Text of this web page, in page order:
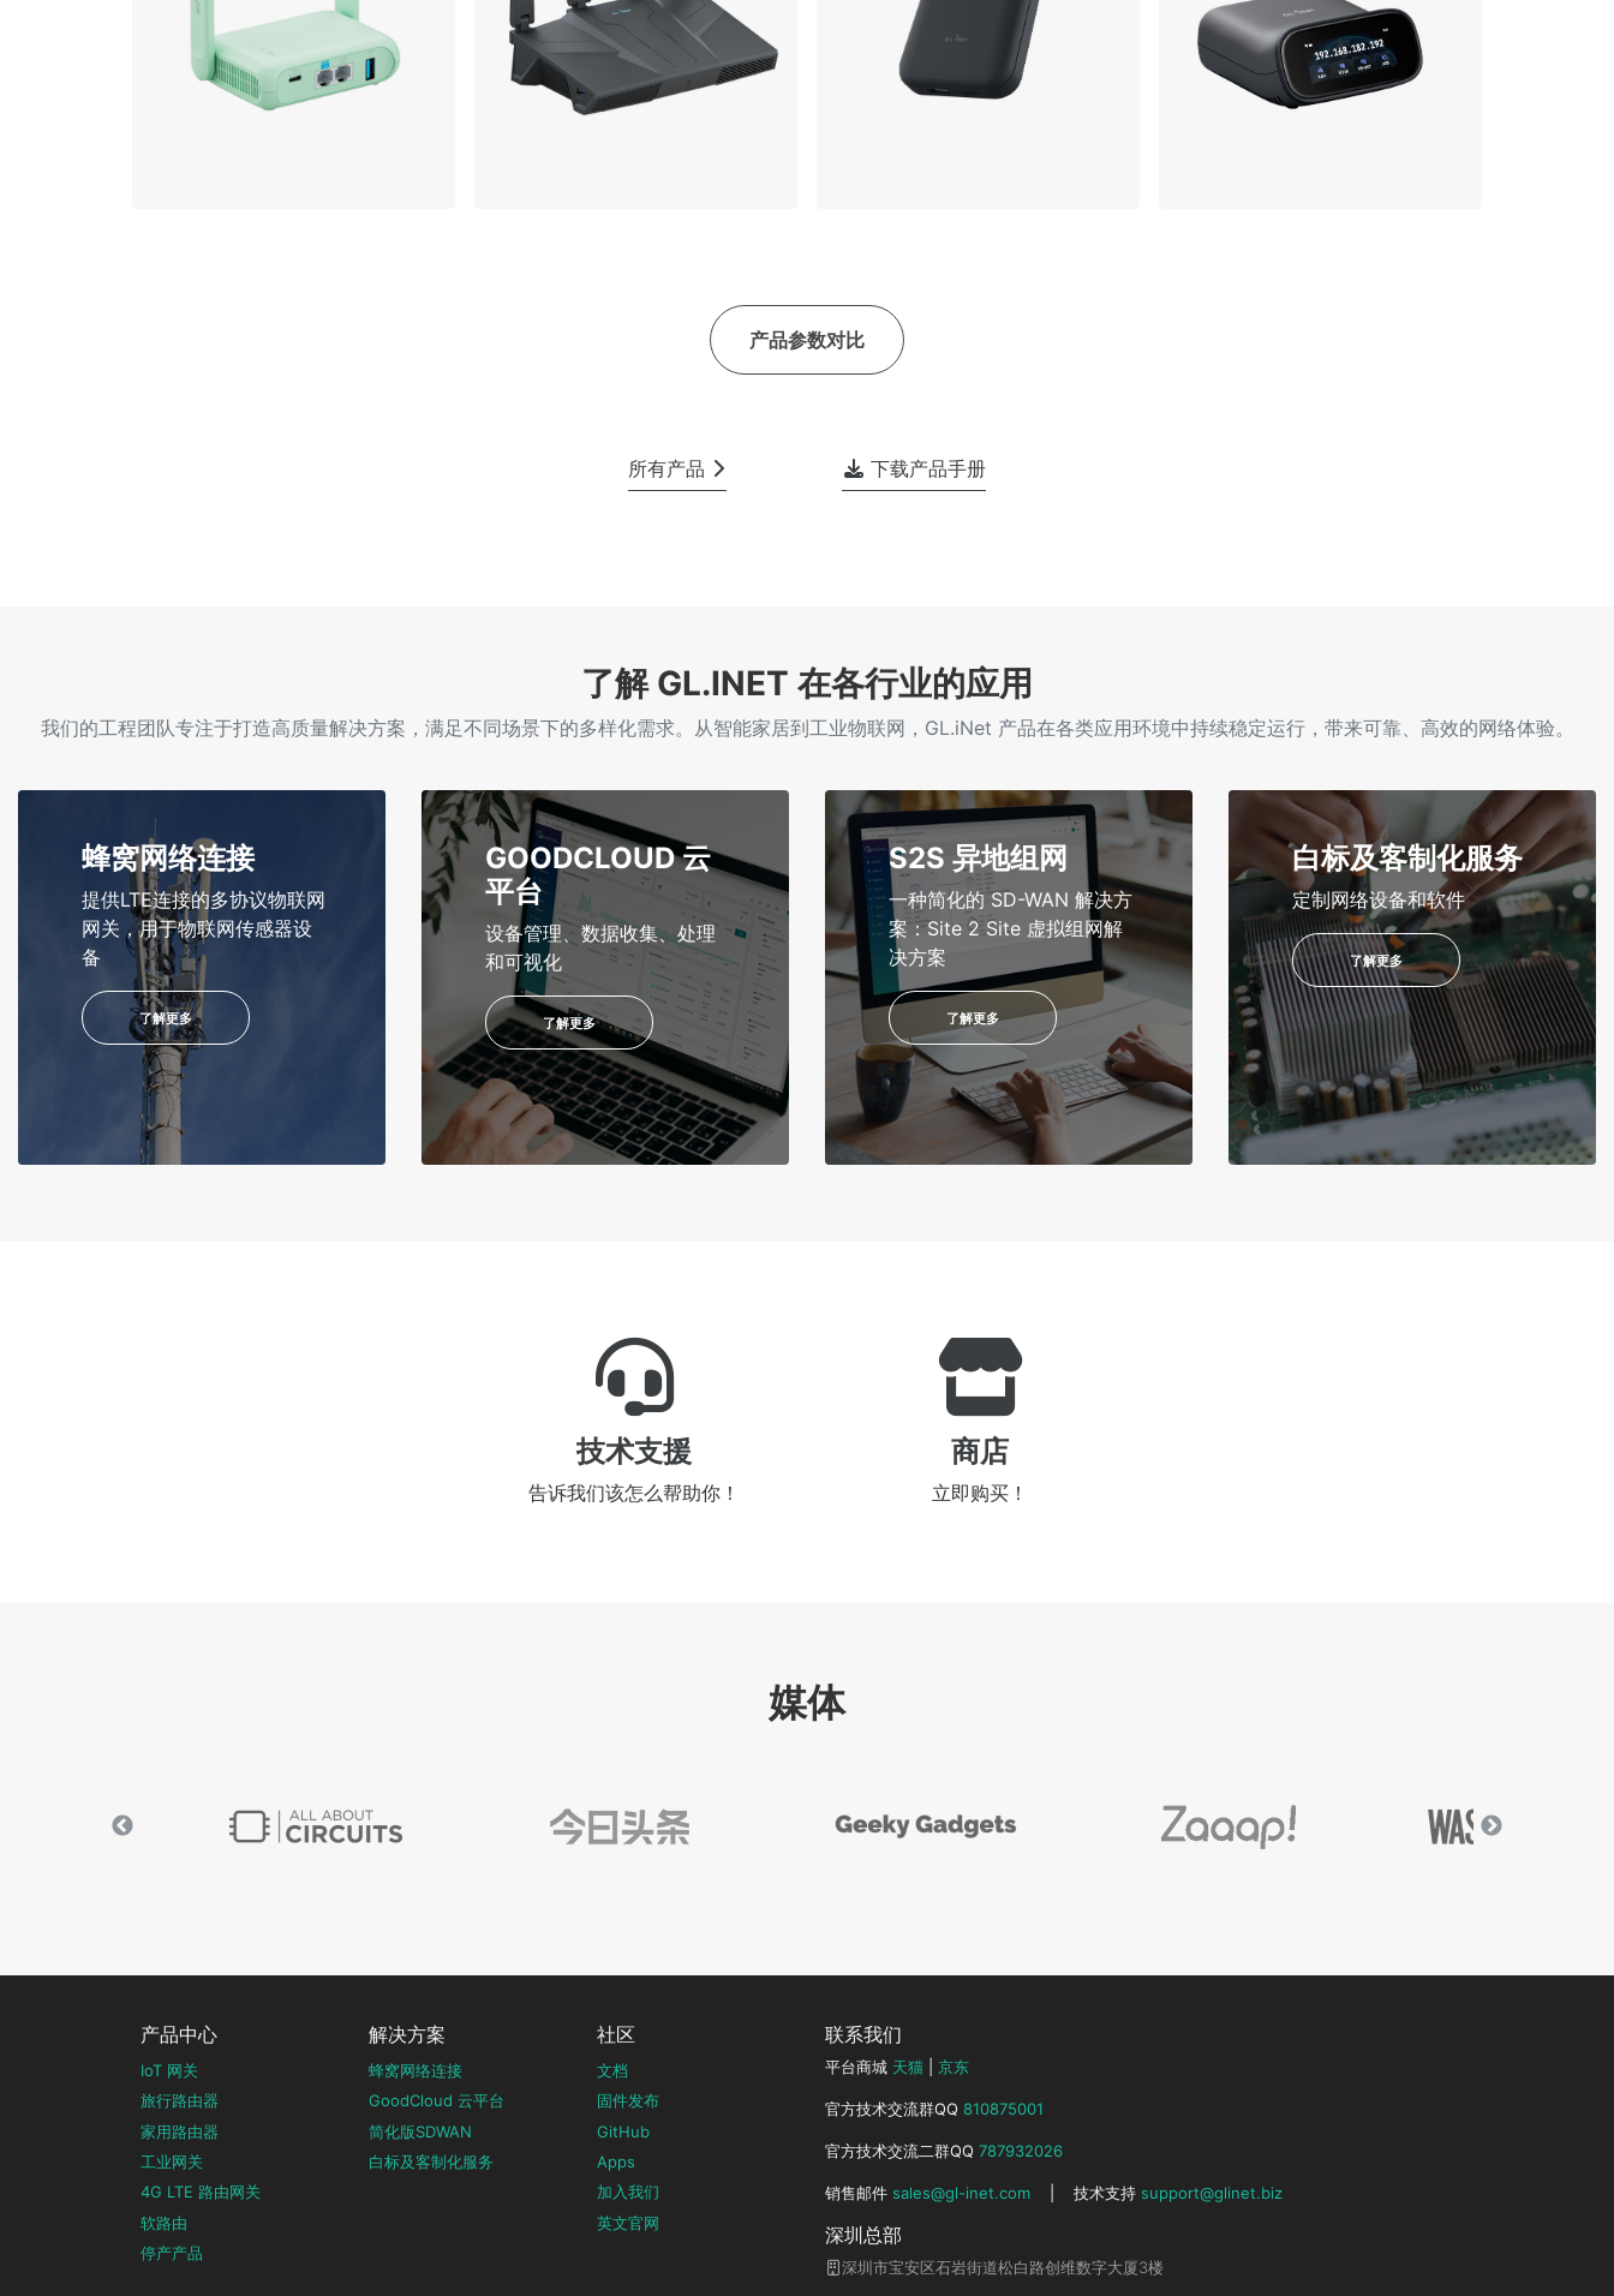
产品参数对比
所有产品 下载产品手册
了解 GL.INET 在各行业的应用
我们的工程团队专注于打造高质量解决方案，满足不同场景下的多样化需求。从智能家居到工业物联网，GL.iNet 产品在各类应用环境中持续稳定运行，带来可靠、高效的网络体验。
蜂窝网络连接
提供LTE连接的多协议物联网
网关，用于物联网传感器设
备
了解更多
GOODCLOUD 云
平台
设备管理、数据收集、处理
和可视化
了解更多
S2S 异地组网
一种简化的 SD-WAN 解决方
案：Site 2 Site 虚拟组网解
决方案
了解更多
白标及客制化服务
定制网络设备和软件
了解更多
技术支援
告诉我们该怎么帮助你！
商店
立即购买！
媒体
产品中心
IoT 网关
旅行路由器
家用路由器
工业网关
4G LTE 路由网关
软路由
停产产品
解决方案
蜂窝网络连接
GoodCloud 云平台
简化版SDWAN
白标及客制化服务
社区
文档
固件发布
GitHub
Apps
加入我们
英文官网
联系我们
平台商城 天猫 京东
官方技术交流群QQ 810875001
官方技术交流二群QQ 787932026
销售邮件 sales@gl-inet.com 技术支持 support@glinet.biz
深圳总部
深圳市宝安区石岩街道松白路创维数字大厦3楼